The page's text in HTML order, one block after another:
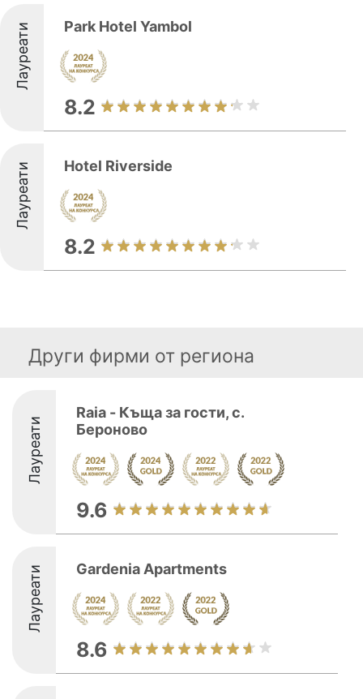
Лауреати Park Hotel Yambol
8.2
Лауреати Hotel Riverside
8.2
Други фирми от региона
Лауреати
Raia - Къща за гости, с.
Бероново
9.6
Лауреати Gardenia Apartments
8.6